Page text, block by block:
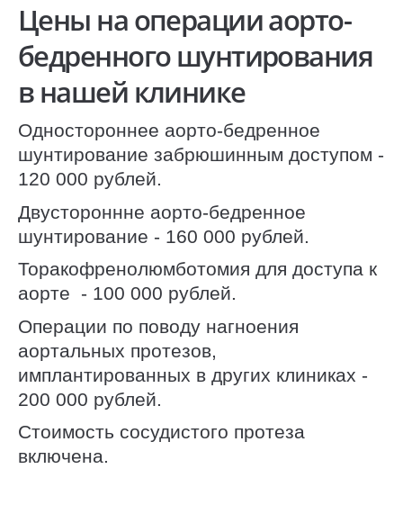
Цены на операции аорто-
бедренного шунтирования
в нашей клинике
Одностороннее аорто-бедренное
шунтирование забрюшинным доступом -
120 000 рублей.
Двустороннне аорто-бедренное
шунтирование - 160 000 рублей.
Торакофренолюмботомия для доступа к
аорте - 100 000 рублей.
Операции по поводу нагноения
аортальных протезов,
имплантированных в других клиниках -
200 000 рублей.
Стоимость сосудистого протеза
включена.